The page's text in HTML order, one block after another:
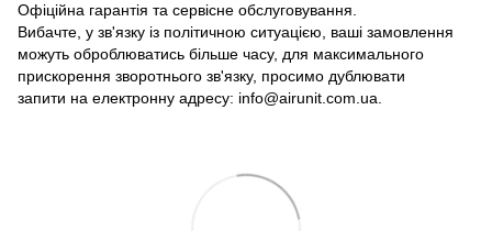
Офіційна гарантія та сервісне обслуговування.
Вибачте, у зв'язку із політичною ситуацією, ваші замовлення
можуть оброблюватись більше часу, для максимального
прискорення зворотнього зв'язку, просимо дублювати
запити на електронну адресу: info@airunit.com.ua.